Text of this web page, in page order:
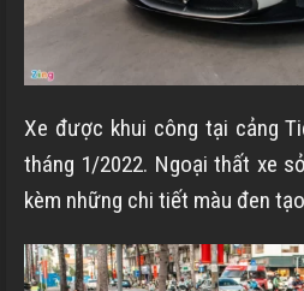
Xe được khui công tại cảng
tháng 1/2022. Ngoại thất xe
kèm những chi tiết màu đen